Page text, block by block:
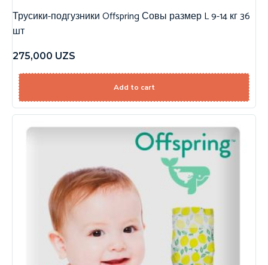
Трусики-подгузники Offspring Совы размер L 9-14 кг 36
шт
275,000 UZS
Add to cart